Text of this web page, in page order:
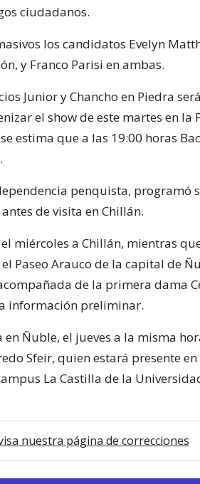
ciudadanos.
los candidatos Evelyn
y Franco Parisi en ambas.
Junior y Chancho en Piedra
el show de este martes en la
estima que a las 19:00 horas
penquista, programó
de visita en Chillán.
miércoles a Chillán, mientras
Paseo Arauco de la capital de
de la primera dama
información preliminar.
Ñuble, el jueves a la misma
Sfeir, quien estará presente en
La Castilla de la
nuestra página de correcciones